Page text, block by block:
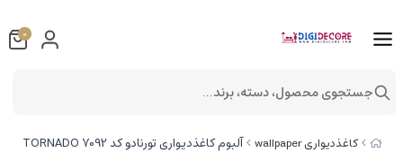
کاغذدیواری wallpaper آلبوم کاغذدیواری تورنادو کد 7092 TORNADO
0
جستجوی محصول، دسته، برند...